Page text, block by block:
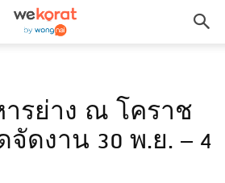
ารย่าง ณ โคราช
จัดงาน 30 พ.ย. – 4